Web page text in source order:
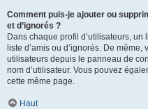
Comment puis-je ajouter ou
et d’ignorés ?
Dans chaque profil d’utilisateurs,
liste d’amis ou d’ignorés. De
utilisateurs depuis le panneau de
nom d’utilisateur. Vous pouvez
cette même page.
Haut